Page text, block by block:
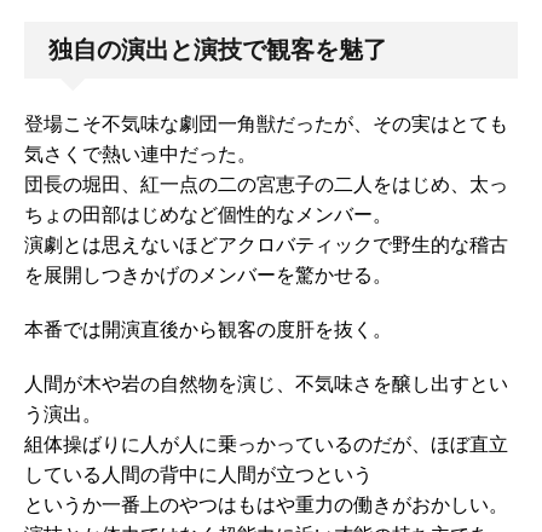
独自の演出と演技で観客を魅了
登場こそ不気味な劇団一角獣だったが、その実はとても
気さくで熱い連中だった。
団長の堀田、紅一点の二の宮恵子の二人をはじめ、太っ
ちょの田部はじめなど個性的なメンバー。
演劇とは思えないほどアクロバティックで野生的な稽古
を展開しつきかげのメンバーを驚かせる。
本番では開演直後から観客の度肝を抜く。
人間が木や岩の自然物を演じ、不気味さを醸し出すとい
う演出。
組体操ばりに人が人に乗っかっているのだが、ほぼ直立
している人間の背中に人間が立つという
というか一番上のやつはもはや重力の働きがおかしい。